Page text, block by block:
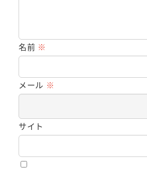
名前 ※
メール ※
サイト